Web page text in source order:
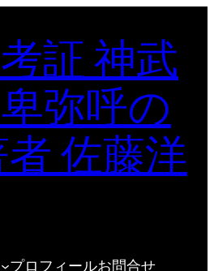
証 神武
弥呼の
佐藤洋
プロフィールお問合せ